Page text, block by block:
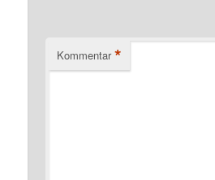
Kommentar *